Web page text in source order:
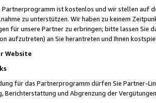
Partnerprogramm ist kostenlos und wir stellen auf
zu unterstützen. Wir haben zu keinem
für unsere Partner zu erbringen; bitte lassen Sie
aufzutreten) an Sie herantreten und Ihnen
Website
für das Partnerprogramm dürfen Sie Partner-
Berichterstattung und Abgrenzung der